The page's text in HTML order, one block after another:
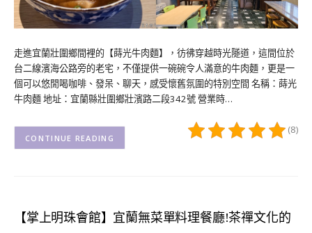
走進宜蘭壯圍鄉間裡的【蒔光牛肉麵】，彷彿穿越時光隧道，這間位於
台二線濱海公路旁的老宅，不僅提供一碗碗令人滿意的牛肉麵，更是一
個可以悠閒喝咖啡、發呆、聊天，感受懷舊氛圍的特別空間 名稱：蒔光
牛肉麵 地址：宜蘭縣壯圍鄉壯濱路二段342號 營業時…
(8)
CONTINUE READING
【掌上明珠會館】宜蘭無菜單料理餐廳!茶禪文化的